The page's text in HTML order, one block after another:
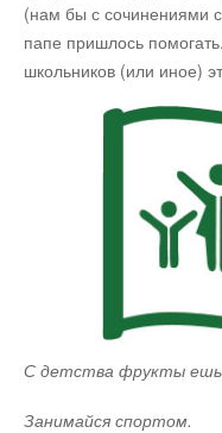
Кулинария
Это интересно
(нам бы с сочинениями
папе пришлось
школьников (или иное)
С детства фрукты ешь
Занимайся спортом.